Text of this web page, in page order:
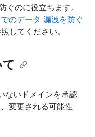
ぐのに役立ちます。
のデータ 漏洩を防ぐ
してください。
ないドメインを承認
変更される可能性